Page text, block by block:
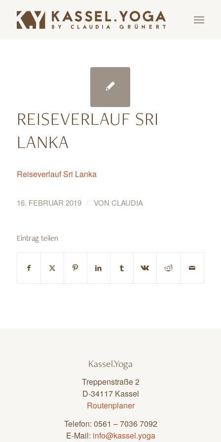
REISEVERLAUF SRI
LANKA
Reiseverlauf Sri Lanka
16. FEBRUAR 2019 / VON CLAUDIA
Eintrag teilen
Kassel.Yoga
Treppenstraße 2
D-34117 Kassel
Routenplaner
Telefon: 0561 – 7036 7092
E-Mail: info@kassel.yoga